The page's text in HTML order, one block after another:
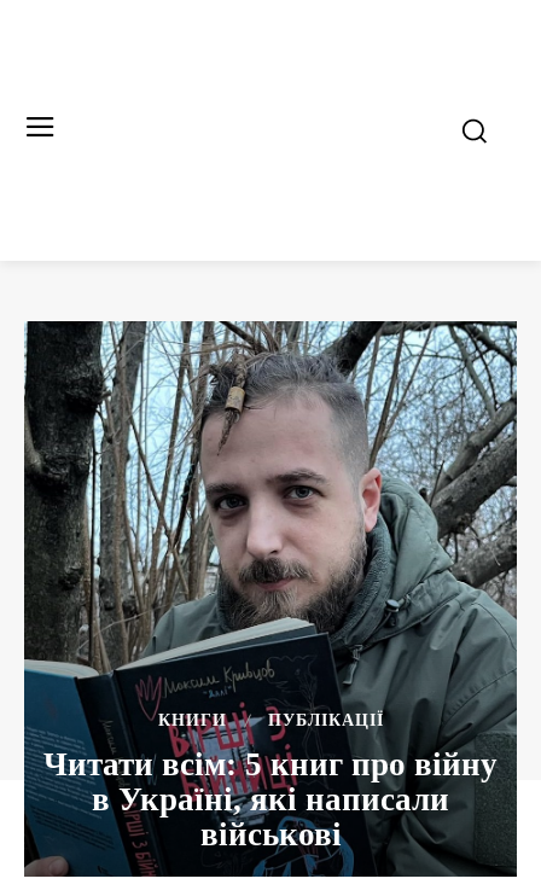
КНИГИ ПУБЛІКАЦІЇ
Читати всім: 5 книг про війну
в Україні, які написали
військові